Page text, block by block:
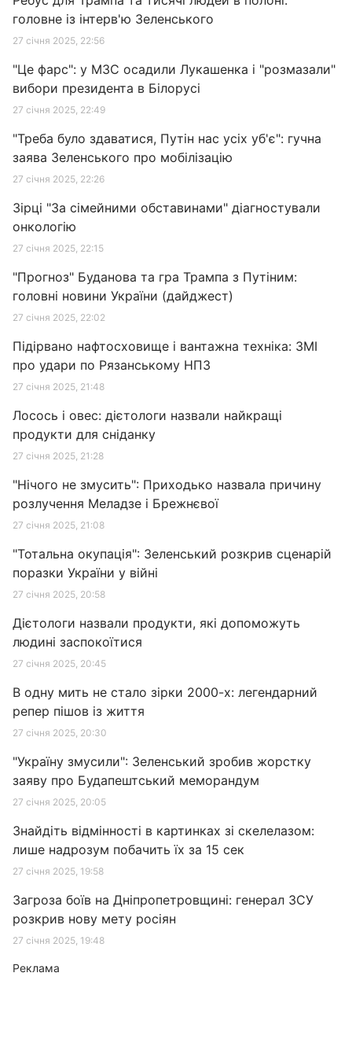
головне із інтерв'ю Зеленського
27 січня 2025, 22:56
"Це фарс": у МЗС осадили Лукашенка і "розмазали"
вибори президента в Білорусі
27 січня 2025, 22:49
"Треба було здаватися, Путін нас усіх уб'є": гучна
заява Зеленського про мобілізацію
27 січня 2025, 22:26
Зірці "За сімейними обставинами" діагностували
онкологію
27 січня 2025, 22:15
"Прогноз" Буданова та гра Трампа з Путіним:
головні новини України (дайджест)
27 січня 2025, 22:02
Підірвано нафтосховище і вантажна техніка: ЗМІ
про удари по Рязанському НПЗ
27 січня 2025, 21:48
Лосось і овес: дієтологи назвали найкращі
продукти для сніданку
27 січня 2025, 21:28
"Нічого не змусить": Приходько назвала причину
розлучення Меладзе і Брежнєвої
27 січня 2025, 21:08
"Тотальна окупація": Зеленський розкрив сценарій
поразки України у війні
27 січня 2025, 20:58
Дієтологи назвали продукти, які допоможуть
людині заспокоїтися
27 січня 2025, 20:45
В одну мить не стало зірки 2000-х: легендарний
репер пішов із життя
27 січня 2025, 20:30
"Україну змусили": Зеленський зробив жорстку
заяву про Будапештський меморандум
27 січня 2025, 20:05
Знайдіть відмінності в картинках зі скелелазом:
лише надрозум побачить їх за 15 сек
27 січня 2025, 19:58
Загроза боїв на Дніпропетровщині: генерал ЗСУ
розкрив нову мету росіян
27 січня 2025, 19:48
Реклама